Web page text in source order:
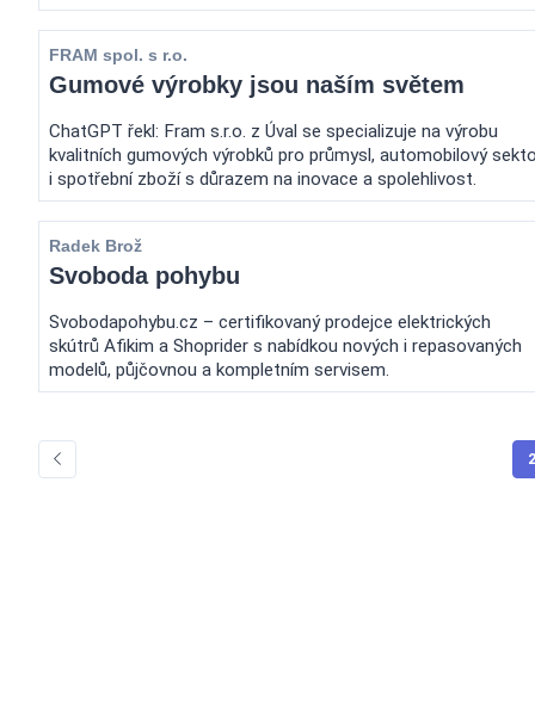
FRAM spol. s r.o.
Gumové výrobky jsou naším světem
ChatGPT řekl: Fram s.r.o. z Úval se specializuje na výrobu
kvalitních gumových výrobků pro průmysl, automobilový
i spotřební zboží s důrazem na inovace a spolehlivost.
Radek Brož
Svoboda pohybu
Svobodapohybu.cz – certifikovaný prodejce elektrických
skútrů Afikim a Shoprider s nabídkou nových i repasovaných
modelů, půjčovnou a kompletním servisem.
2